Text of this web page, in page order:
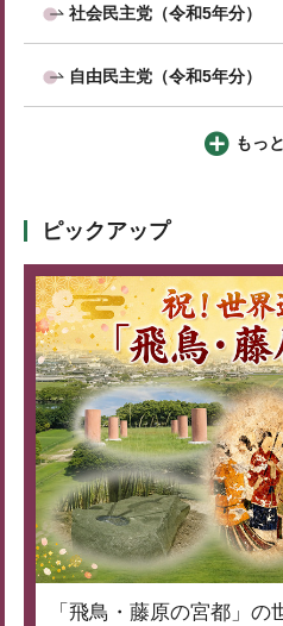
社会民主党（令和5年分）
自由民主党（令和5年分）
もっ
ピックアップ
「飛鳥・藤原の宮都」